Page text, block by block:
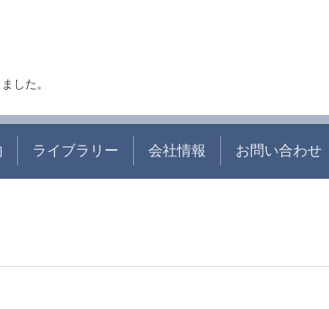
ました。
ライブラリー 会社情報 お問い合わせ